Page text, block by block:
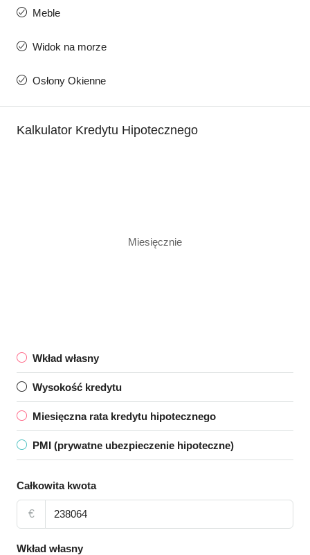
Meble
Widok na morze
Osłony Okienne
Kalkulator Kredytu Hipotecznego
Miesięcznie
Wkład własny
Wysokość kredytu
Miesięczna rata kredytu hipotecznego
PMI (prywatne ubezpieczenie hipoteczne)
Całkowita kwota
€
Wkład własny